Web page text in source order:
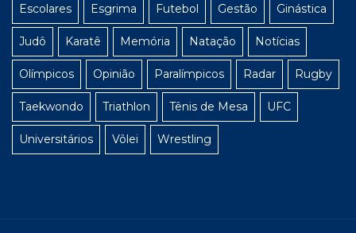
Escolares Esgrima Futebol Gestão Ginástica
Judô Karatê Memória Natação Notícias
Olímpicos Opinião Paralímpicos Radar Rugby
Taekwondo Triathlon Tênis de Mesa UFC
Universitários Vôlei Wrestling